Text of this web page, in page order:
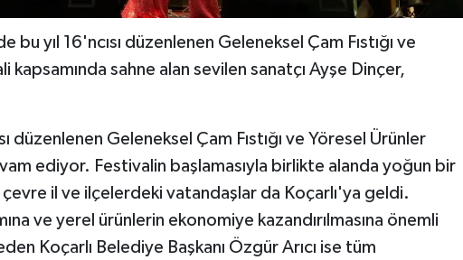
bu yıl 16'ncısı düzenlenen Geleneksel Çam Fıstığı ve
kapsamında sahne alan sevilen sanatçı Ayşe Dinçer,
düzenlenen Geleneksel Çam Fıstığı ve Yöresel Ürünler
ediyor. Festivalin başlamasıyla birlikte alanda yoğun bir
çevre il ve ilçelerdeki vatandaşlar da Koçarlı'ya geldi.
ve yerel ürünlerin ekonomiye kazandırılmasına önemli
Koçarlı Belediye Başkanı Özgür Arıcı ise tüm